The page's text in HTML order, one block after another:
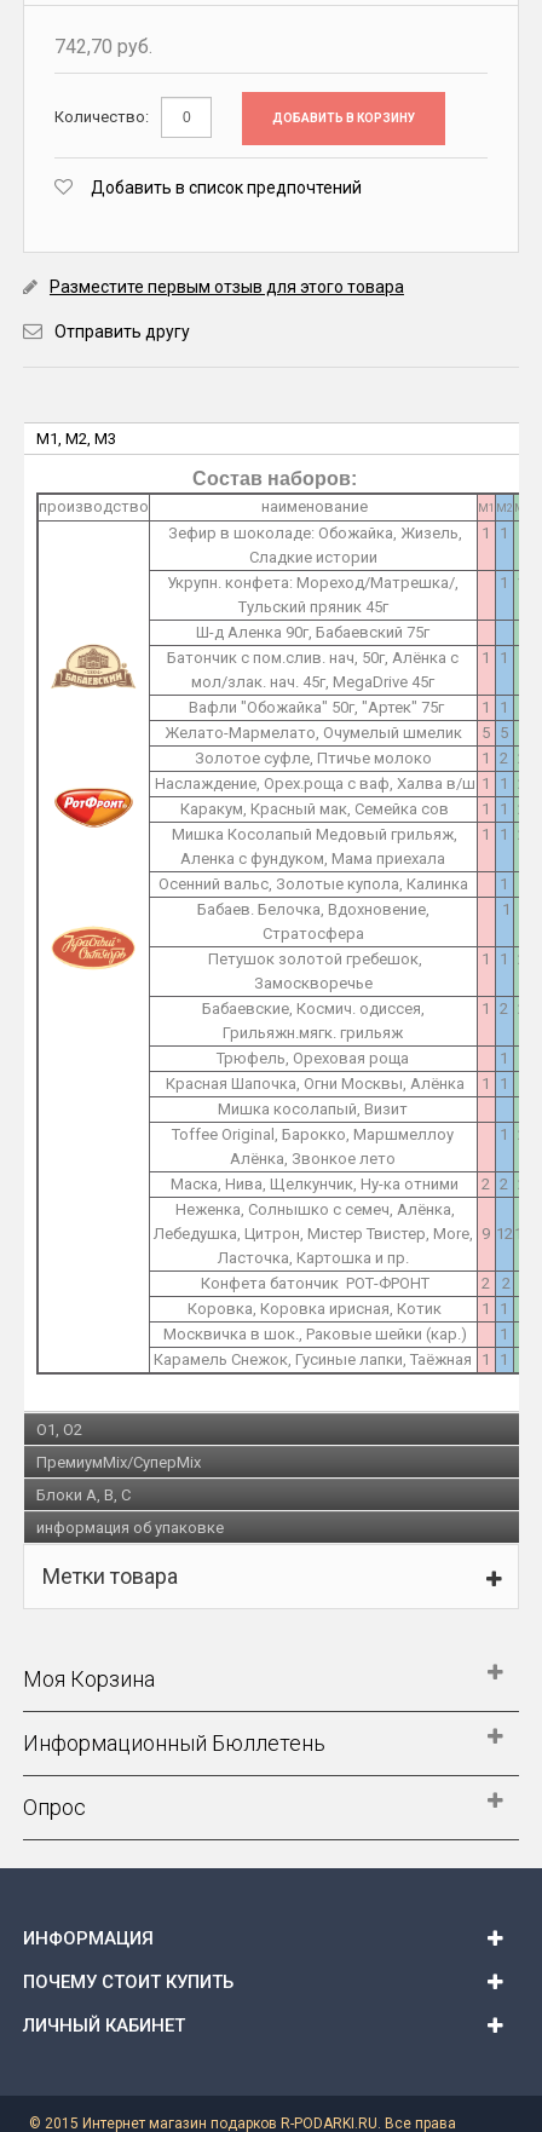
742,70 руб.
Количество: ДОБАВИТЬ В КОРЗИНУ
Добавить в список предпочтений
Разместите первым отзыв для этого товара
Отправить другу
M1, M2, M3
Состав наборов:
производство наименование M1 M2 M3
Зефир в шоколаде: Обожайка, Жизель,
Сладкие истории
1 1
Укрупн. конфета: Мореход/Матрешка/,
Тульский пряник 45г
1 1
Ш-д Аленка 90г, Бабаевский 75г
Батончик с пом.слив. нач, 50г, Алёнка с
мол/злак. нач. 45г, MegaDrive 45г
1 1
Вафли "Обожайка" 50г, "Артек" 75г 1 1
Желато-Мармелато, Очумелый шмелик
5 5
Золотое суфле, Птичье молоко
1 2 2
Наслаждение, Орех.роща с ваф, Халва в/ш 1 1
2
Каракум, Красный мак, Семейка сов
1 1
2
Мишка Косолапый Медовый грильяж,
Аленка с фундуком, Мама приехала
1 1 2
Осенний вальс, Золотые купола, Калинка 1
Бабаев. Белочка, Вдохновение,
Стратосфера
1
Петушок золотой гребешок,
Замоскворечье
1 1 2
Бабаевские, Космич. одиссея,
Грильяжн.мягк. грильяж
1 2 2
Трюфель, Ореховая роща 1
Красная Шапочка, Огни Москвы, Алёнка
1 1
Мишка косолапый, Визит
Toffee Original, Барокко, Маршмеллоу
Алёнка, Звонкое лето
1 2
Маска, Нива, Щелкунчик, Ну-ка отними 2 2 2
Неженка, Солнышко с семеч, Алёнка,
Лебедушка, Цитрон, Мистер Твистер, More,
Ласточка, Картошка и пр.
9 1215
Конфета батончик РОТ-ФРОНТ 2 2
Коровка, Коровка ирисная, Котик
1 1
Москвичка в шок., Раковые шейки (кар.)
1
Карамель Снежок, Гусиные лапки, Таёжная
1 1
O1, O2
ПремиумMix/СуперMix
Блоки A, B, C
информация об упаковке
Метки товара
Моя Корзина
Информационный Бюллетень
Опрос
ИНФОРМАЦИЯ
ПОЧЕМУ СТОИТ КУПИТЬ
ЛИЧНЫЙ КАБИНЕТ
© 2015 Интернет магазин подарков R-PODARKI.RU. Все права